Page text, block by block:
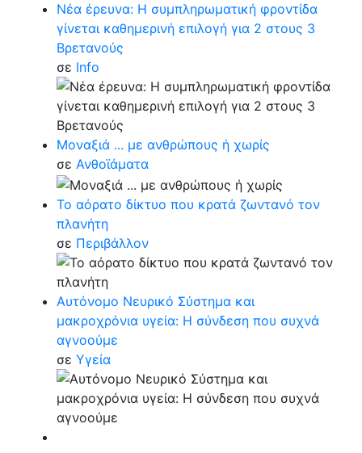
Νέα έρευνα: Η συμπληρωματική φροντίδα
γίνεται καθημερινή επιλογή για 2 στους 3
Βρετανούς
σε Info
Μοναξιά ... με ανθρώπους ή χωρίς
σε Ανθοϊάματα
Το αόρατο δίκτυο που κρατά ζωντανό τον
πλανήτη
σε Περιβάλλον
Αυτόνομο Νευρικό Σύστημα και
μακροχρόνια υγεία: Η σύνδεση που συχνά
αγνοούμε
σε Υγεία